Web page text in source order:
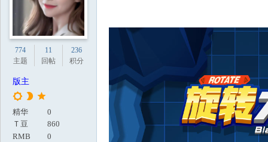
774
主题
11
回帖
236
积分
版主
精华
0
Ｔ豆
860
RMB
0